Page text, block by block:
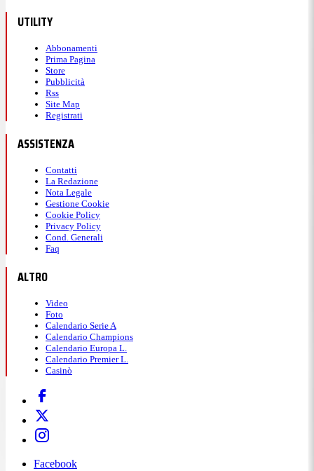
UTILITY
Abbonamenti
Prima Pagina
Store
Pubblicità
Rss
Site Map
Registrati
ASSISTENZA
Contatti
La Redazione
Nota Legale
Gestione Cookie
Cookie Policy
Privacy Policy
Cond. Generali
Faq
ALTRO
Video
Foto
Calendario Serie A
Calendario Champions
Calendario Europa L.
Calendario Premier L.
Casinò
Facebook